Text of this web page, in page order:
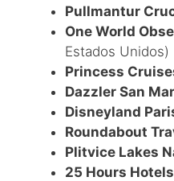
Pullmantur
One World
Estados Unidos)
Princess
Dazzler San
Disneyland
Roundabout
Plitvice Lakes
25 Hours Hotels